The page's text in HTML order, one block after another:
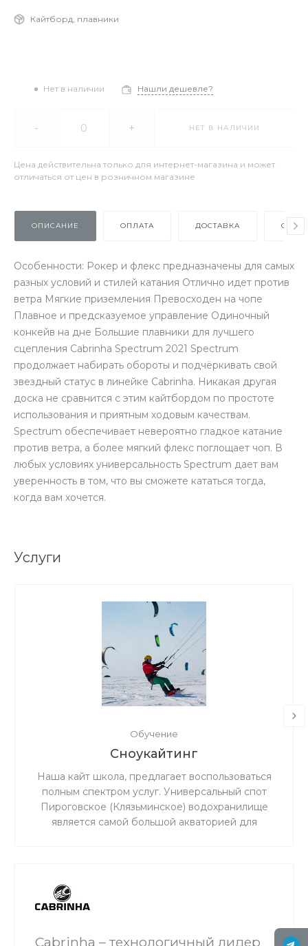
Кайтборд, плавники
Нет в наличии Нашли дешевле?
- + НЕТ В НАЛИЧИИ
Цена действительна только для интернет-магазина и может
отличаться от цен в розничном магазине
ОПИСАНИЕ ОПЛАТА ДОСТАВКА
Особенности: Рокер и флекс предназначены для самых
разных условий и стилей катания Отлично идет против
ветра Мягкие приземления Превосходен на чопе
Плавное и предсказуемое управление Одиночный
конкейв на дне Большие плавники для лучшего
сцепления Cabrinha Spectrum 2021 Spectrum
продолжает набирать обороты и подчёркивать свой
звездный статус в линейке Cabrinha. Никакая другая
доска не сравнится с этим кайтбордом по простоте
использования и приятным ходовым качествам.
Spectrum обеспечивает невероятно гладкое катание
против ветра, а более мягкий флекс поглощает чоп. В
любых условиях универсальность Spectrum дает вам
уверенность в том, что вы сможете кататься тогда,
когда вам хочется.
Услуги
Обучение
Сноукайтинг
Наша кайт школа, предлагает воспользоваться
полным спектром услуг. Универсальный спот
Пироговское (Клязьминское) водохранилище
является самой большой акваторией для
льду мокро или нет снега, мы занимаемся на
Cabrinha – технологичный лидер